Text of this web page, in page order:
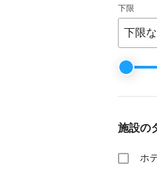
下限
施設の
ホ